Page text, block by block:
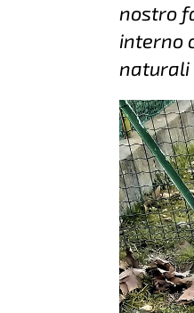
nostro
interno
naturali